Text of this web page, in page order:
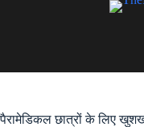
पैरामेडिकल छात्रों के लिए